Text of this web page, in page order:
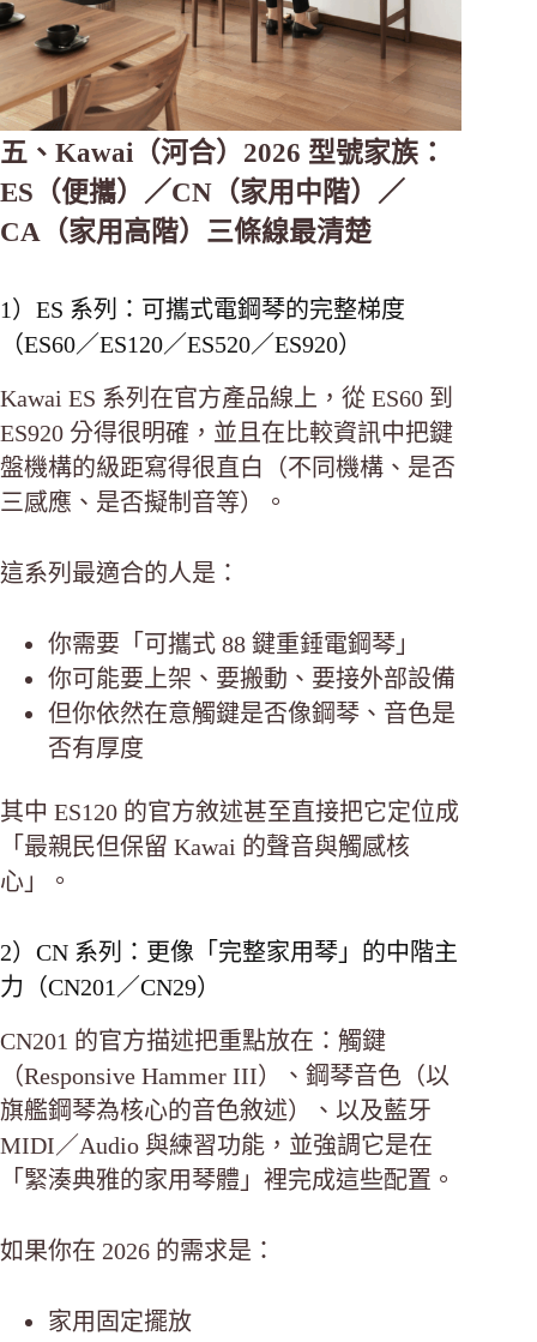
五、Kawai（河合）2026 型號家族：
ES（便攜）／CN（家用中階）／
CA（家用高階）三條線最清楚
1）ES 系列：可攜式電鋼琴的完整梯度
（ES60／ES120／ES520／ES920）
Kawai ES 系列在官方產品線上，從 ES60 到
ES920 分得很明確，並且在比較資訊中把鍵
盤機構的級距寫得很直白（不同機構、是否
三感應、是否擬制音等）。
這系列最適合的人是：
你需要「可攜式 88 鍵重錘電鋼琴」
你可能要上架、要搬動、要接外部設備
但你依然在意觸鍵是否像鋼琴、音色是
否有厚度
其中 ES120 的官方敘述甚至直接把它定位成
「最親民但保留 Kawai 的聲音與觸感核
心」。
2）CN 系列：更像「完整家用琴」的中階主
力（CN201／CN29）
CN201 的官方描述把重點放在：觸鍵
（Responsive Hammer III）、鋼琴音色（以
旗艦鋼琴為核心的音色敘述）、以及藍牙
MIDI／Audio 與練習功能，並強調它是在
「緊湊典雅的家用琴體」裡完成這些配置。
如果你在 2026 的需求是：
家用固定擺放